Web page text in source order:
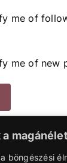
böngészési
me of
me of new